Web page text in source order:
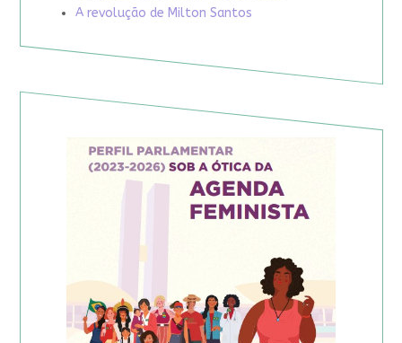
A revolução de Milton Santos